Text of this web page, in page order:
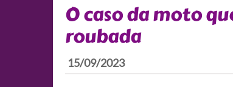
O caso da moto
roubada
15/09/2023